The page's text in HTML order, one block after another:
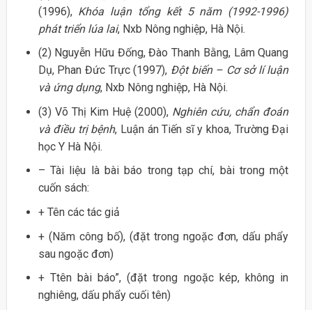
(1996), Khóa luận tổng kết 5 năm (1992-1996)
phát triển lúa lai, Nxb Nông nghiệp, Hà Nội.
(2) Nguyễn Hữu Đống, Đào Thanh Bằng, Lâm Quang
Dụ, Phan Đức Trực (1997), Đột biến – Cơ sở lí luận
và ứng dụng, Nxb Nông nghiệp, Hà Nội.
(3) Võ Thị Kim Huệ (2000), Nghiên cứu, chẩn đoán
và điều trị bệnh, Luận án Tiến sĩ y khoa, Trường Đại
học Y Hà Nội.
– Tài liệu là bài báo trong tạp chí, bài trong một
cuốn sách:
+ Tên các tác giả
+ (Năm công bố), (đặt trong ngoặc đơn, dấu phẩy
sau ngoặc đơn)
+ Ttên bài báo”, (đặt trong ngoặc kép, không in
nghiêng, dấu phẩy cuối tên)